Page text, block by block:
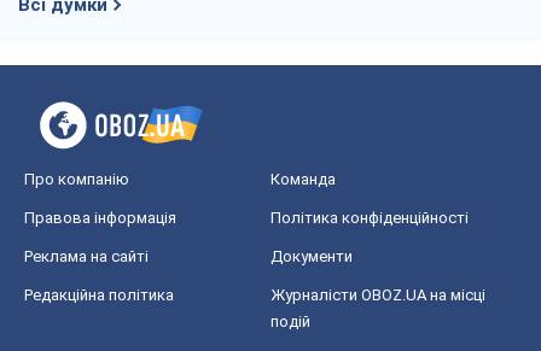
Всі думки
Про компанію Команда
Правова інформація Політика конфіденційності
Реклама на сайті Документи
Редакційна політика
Журналісти OBOZ.UA на місці
подій